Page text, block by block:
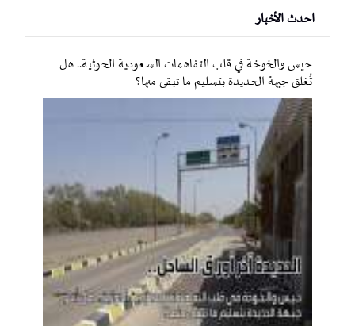
احدث الأخبار
حيس والخوخة في قلب التفاهمات السعودية الحوثية.. هل
تُغلق جبهة الحديدة بتسليم ما تبقى منها؟